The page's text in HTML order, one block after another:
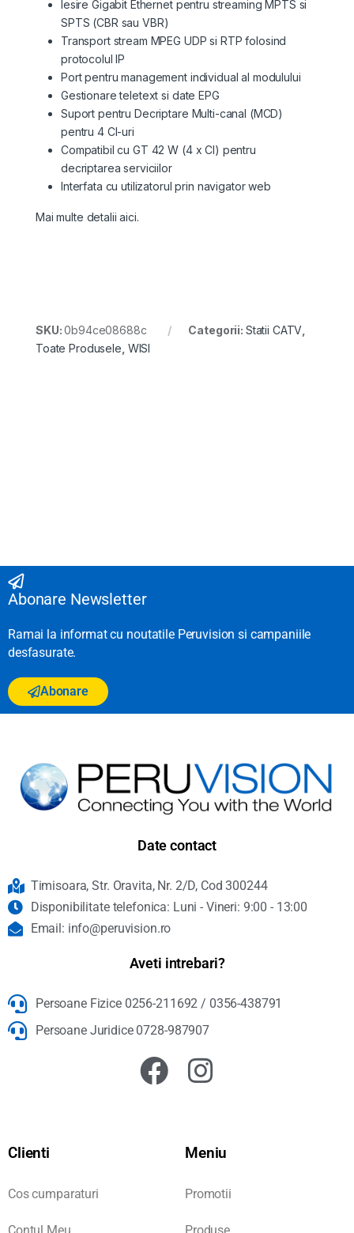
Iesire Gigabit Ethernet pentru streaming MPTS si
SPTS (CBR sau VBR)
Transport stream MPEG UDP si RTP folosind
protocolul IP
Port pentru management individual al modulului
Gestionare teletext si date EPG
Suport pentru Decriptare Multi-canal (MCD)
pentru 4 CI-uri
Compatibil cu GT 42 W (4 x CI) pentru
decriptarea serviciilor
Interfata cu utilizatorul prin navigator web
Mai multe detalii aici.
SKU:0b94ce08688c Categorii: Statii CATV
Toate Produsele WISI
Abonare Newsletter
Ramai la informat cu noutatile Peruvision si campaniile
desfasurate.
Abonare
Date contact
Timisoara, Str. Oravita, Nr. 2/D, Cod 300244
Disponibilitate telefonica: Luni - Vineri: 9:00 - 13:00
Email: info@peruvision.ro
Aveti intrebari?
Persoane Fizice 0256-211692 / 0356-438791
Persoane Juridice 0728-987907
Clienti
Cos cumparaturi
Meniu
Promotii